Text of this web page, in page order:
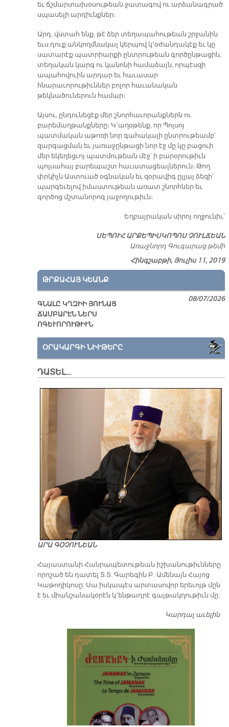
եւ ճշմարտախօսութեան ջատագով ու արձանագրած
սպասելի արդիւնքներ։
Արդ, վստահ ենք, թէ ձեր տեղապահութեան շրջանին
եւս դուք անկողմնակալ կերպով կ՚օժանդակէք եւ կը
սատարէք պատրիարքի ընտրութեան գործընթացին,
տեղական կարգ ու կանոնի համաձայն, որպէսզի
ապահովուին արդար եւ հաւասար
հնարաւորութիւններ բոլոր հաւանական
թեկնածուներուն համար։
Այսու, ընդունեցէք մեր շնորհաւորանքներն ու
բարեմաղթանքները։ Կ՚աղօթենք, որ Պոլսոյ
պատմական աթոռի նոր գահակալի ընտրութեամբ՝
զարգացման եւ յառաջընթացի նոր էջ մը կը բացուի
մեր եկեղեցւոյ պատմութեան մէջ՝ ի բարօրութիւն
պոլսահայ բարեպաշտ հաւատացեալներուն։ Թող
փրկիչն Աստուած օգնական եւ զօրավիգ ըլլայ ձեզի՝
պարգեւելով իմաստութեան առատ շնորհներ եւ
գործոց մշտանորոգ յաջողութիւն։
Եղբայրական սիրոյ ողջունիւ՝
ՍԵՊՈՒՀ ԱՐՔԵՊԻՍԿՈՊՈՍ ՉՈՒԼՃԵԱՆ
Առաջնորդ Գուգարաց թեմի
Հինգշաբթի, Յուլիս 11, 2019
ԹՐՔԱՀԱՅ ԿԵԱՆՔ
ԳՆԱԼԸ ԿՂԶԻԻ ՅՈՒՆԱՑ
ՃԱՄԲԱՐԷՆ ՆԵՐՍ
ՈԳԵՒՈՐՈՒԹԻՒՆ
08/07/2026
ՕՐԱԿԱՐԳԻ ՆԻՒԹԵՐԸ
ԴԱՏԵԼ…
ԱՐԱ ԳՕՉՈՒՆԵԱՆ
​Հայաստանի Հանրապետութեան իշխանութիւնները
որոշած են դատել Տ.Տ. Գարեգին Բ. Ամենայն Հայոց
Կաթողիկոսը: Սա իսկապէս արտասովոր երեւոյթ մըն
է եւ միանշանակօրէն կ՚ենթադրէ գայթակղութիւն մը:
Կարդալ աւելին